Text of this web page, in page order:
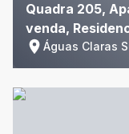
Quadra 205,
venda,
Águas Claras